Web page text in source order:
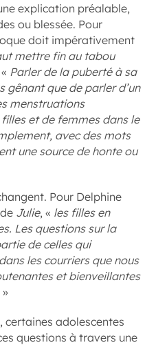
explication préalable,
ou blessée. Pour
doit impérativement
mettre fin au tabou
Parler de la puberté à sa
gênant que de parler d’un
menstruations
et de femmes dans le
avec des mots
une source de honte ou
Pour Delphine
Julie, « les filles en
Les questions sur la
de celles qui
les courriers que nous
et bienveillantes
»
certaines adolescentes
questions à travers une